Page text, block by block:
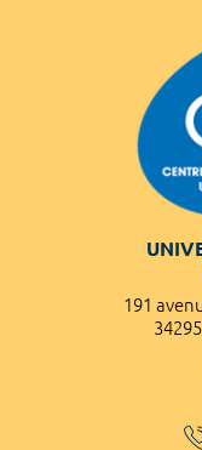
191